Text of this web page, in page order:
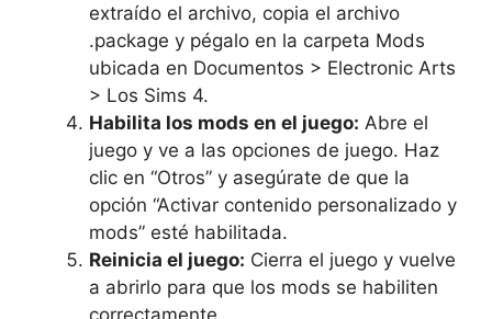
extraído el archivo, copia el archivo
.package y pégalo en la carpeta Mods
ubicada en Documentos > Electronic Arts
> Los Sims 4.
Habilita los mods en el juego: Abre el
juego y ve a las opciones de juego. Haz
clic en “Otros” y asegúrate de que la
opción “Activar contenido personalizado y
mods” esté habilitada.
Reinicia el juego: Cierra el juego y vuelve
a abrirlo para que los mods se habiliten
correctamente.